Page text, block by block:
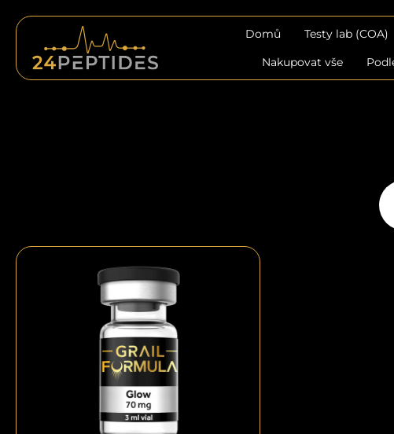
Domů Testy lab (COA)
Nakupovat vše